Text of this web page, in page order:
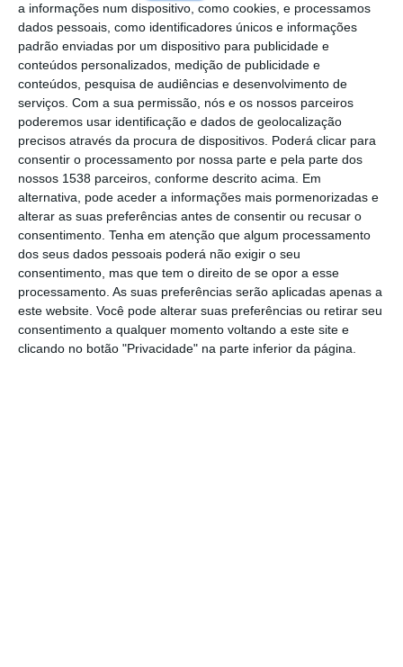
a informações num dispositivo, como cookies, e processamos
dados pessoais, como identificadores únicos e informações
padrão enviadas por um dispositivo para publicidade e
conteúdos personalizados, medição de publicidade e
conteúdos, pesquisa de audiências e desenvolvimento de
serviços. Com a sua permissão, nós e os nossos parceiros
poderemos usar identificação e dados de geolocalização
precisos através da procura de dispositivos. Poderá clicar para
consentir o processamento por nossa parte e pela parte dos
nossos 1538 parceiros, conforme descrito acima. Em
alternativa, pode aceder a informações mais pormenorizadas e
alterar as suas preferências antes de consentir ou recusar o
consentimento. Tenha em atenção que algum processamento
dos seus dados pessoais poderá não exigir o seu
consentimento, mas que tem o direito de se opor a esse
processamento. As suas preferências serão aplicadas apenas a
este website. Você pode alterar suas preferências ou retirar seu
consentimento a qualquer momento voltando a este site e
clicando no botão "Privacidade" na parte inferior da página.
O vereador Pedro Ferreira (PS) referiu na
última reunião da Câmara Municipal de
Coruche que tem “após as festas”,
“identificadas e salvaguardados os locais
mais críticos em Coruche”, de modo a que
fossem efetuadas as limpezas necessárias
das caleiras e escoamentos de água, com o
objetivo de evitar que possam ocorrer
inundações durante o inverno.